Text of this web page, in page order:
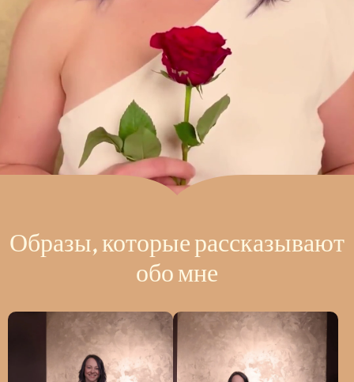
Образы, которые рассказывают
обо мне